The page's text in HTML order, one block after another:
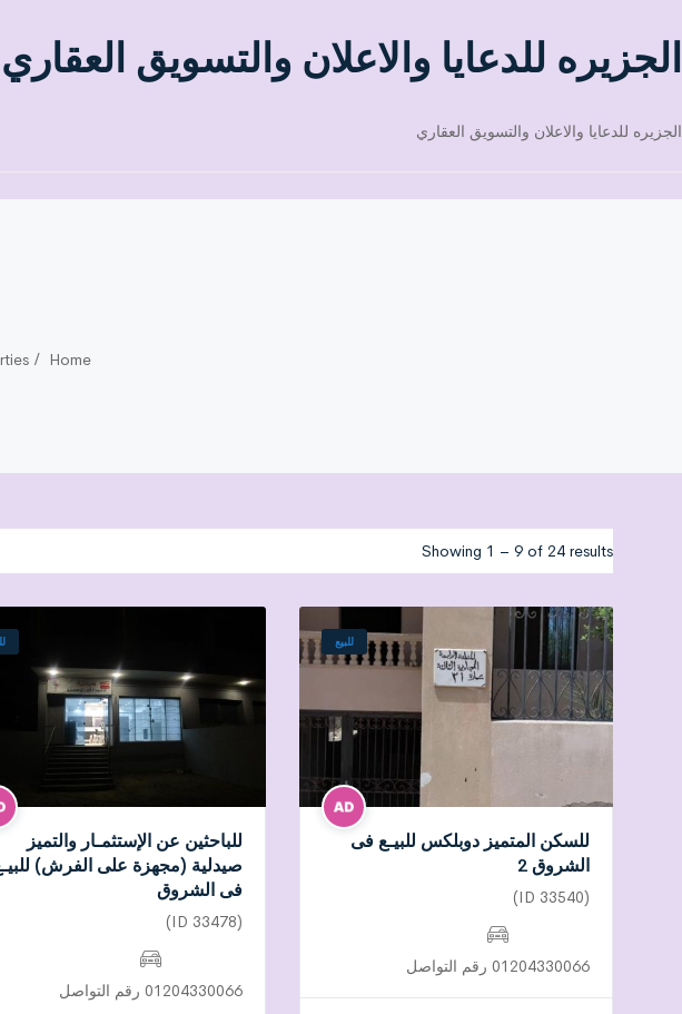
الجزيره للدعايا والاعلان والتسويق العقاري
الجزيره للدعايا والاعلان والتسويق العقاري
Home
Showing 1 – 9 of 24 results
للبيع
للسكن المتميز دوبلكس للبيـع فى
الشروق 2
(ID 33540)
01204330066 رقم التواصل
للباحثين عن الإستثمـار والتميز
صيدلية (مجهزة على الفرش)
فى الشروق
(ID 33478)
01204330066 رقم التواصل